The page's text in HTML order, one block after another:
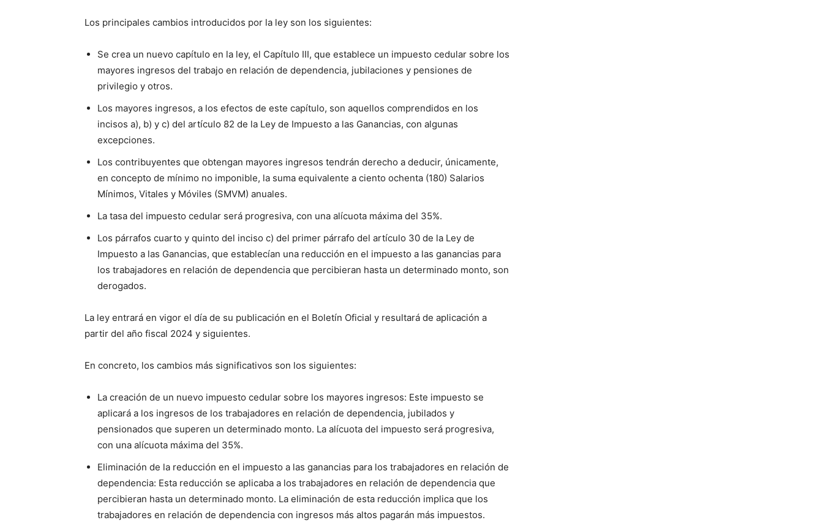
Los principales cambios introducidos por la ley son los siguientes:
Se crea un nuevo capítulo en la ley, el Capítulo III, que establece un impuesto cedular sobre los
mayores ingresos del trabajo en relación de dependencia, jubilaciones y pensiones de
privilegio y otros.
Los mayores ingresos, a los efectos de este capítulo, son aquellos comprendidos en los
incisos a), b) y c) del artículo 82 de la Ley de Impuesto a las Ganancias, con algunas
excepciones.
Los contribuyentes que obtengan mayores ingresos tendrán derecho a deducir, únicamente,
en concepto de mínimo no imponible, la suma equivalente a ciento ochenta (180) Salarios
Mínimos, Vitales y Móviles (SMVM) anuales.
La tasa del impuesto cedular será progresiva, con una alícuota máxima del 35%.
Los párrafos cuarto y quinto del inciso c) del primer párrafo del artículo 30 de la Ley de
Impuesto a las Ganancias, que establecían una reducción en el impuesto a las ganancias para
los trabajadores en relación de dependencia que percibieran hasta un determinado monto, son
derogados.
La ley entrará en vigor el día de su publicación en el Boletín Oficial y resultará de aplicación a
partir del año fiscal 2024 y siguientes.
En concreto, los cambios más significativos son los siguientes:
La creación de un nuevo impuesto cedular sobre los mayores ingresos: Este impuesto se
aplicará a los ingresos de los trabajadores en relación de dependencia, jubilados y
pensionados que superen un determinado monto. La alícuota del impuesto será progresiva,
con una alícuota máxima del 35%.
Eliminación de la reducción en el impuesto a las ganancias para los trabajadores en relación de
dependencia: Esta reducción se aplicaba a los trabajadores en relación de dependencia que
percibieran hasta un determinado monto. La eliminación de esta reducción implica que los
trabajadores en relación de dependencia con ingresos más altos pagarán más impuestos.